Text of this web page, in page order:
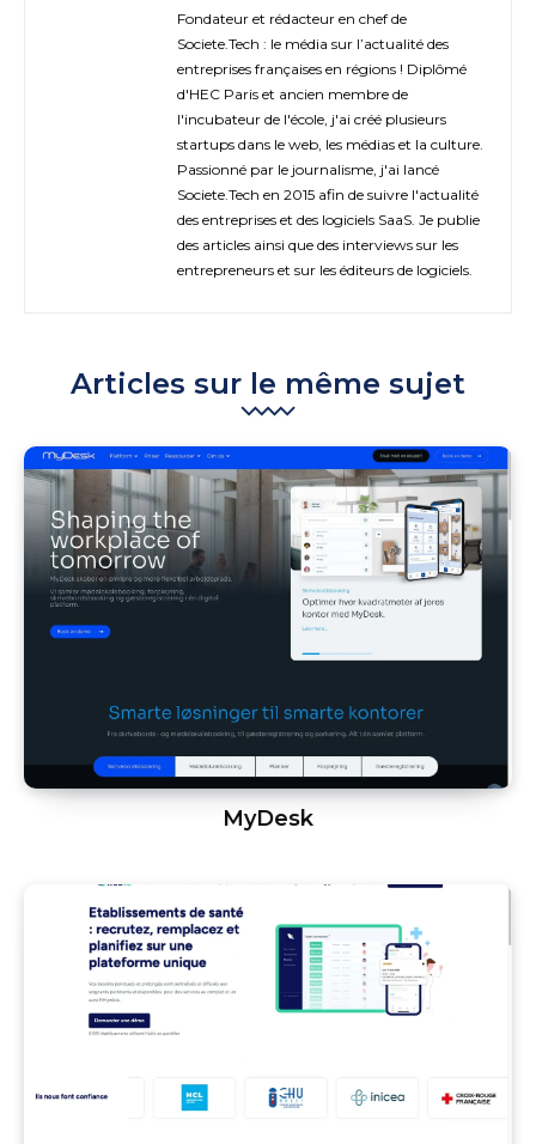
Fondateur et rédacteur en chef de
Societe.Tech : le média sur l’actualité des
entreprises françaises en régions ! Diplômé
d'HEC Paris et ancien membre de
l'incubateur de l'école, j'ai créé plusieurs
startups dans le web, les médias et la culture.
Passionné par le journalisme, j'ai lancé
Societe.Tech en 2015 afin de suivre l'actualité
des entreprises et des logiciels SaaS. Je publie
des articles ainsi que des interviews sur les
entrepreneurs et sur les éditeurs de logiciels.
Articles sur le même sujet
MyDesk